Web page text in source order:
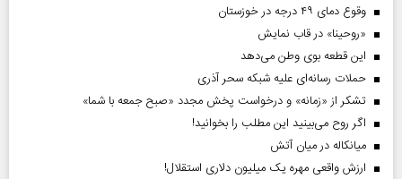
وقوع دمای ۴۹ درجه در خوزستان
«روحینا» در قاب نمایش
این قطعه بوی وطن می‌دهد
حملات رسانه‌ای علیه شبکه سحر آذری
تشکر از «زمانه» و درخواست پخش مجدد «صبح جمعه با شما»
اگر روح می‌بینید این مطلب را بخوانید!
میانکاله در میان آتش
ارزش واقعی مهره یک میلیون دلاری استقلال!